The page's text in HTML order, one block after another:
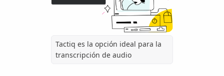
Tactiq es la opción ideal para la
transcripción de audio